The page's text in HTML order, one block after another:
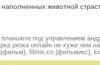
животной
под управлением
резка онлайн не хуже чем
filmix.co (фильмикс),